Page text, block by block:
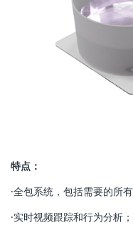
特点：
·全包系统，包括需要的所有
·实时视频跟踪和行为分析；